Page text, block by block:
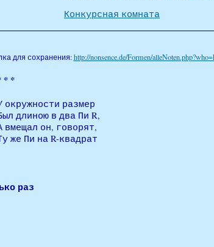
Конкурсная комната
для сохранения:http://nonsence.de/Formen/
* *
окружности размер
длиною в два Пи R,
вмещал он, говорят,
же Пи на R-квадрат
раз